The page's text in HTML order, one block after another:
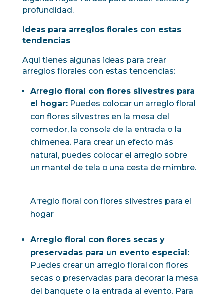
profundidad.
Ideas para arreglos florales con estas
tendencias
Aquí tienes algunas ideas para crear
arreglos florales con estas tendencias:
Arreglo floral con flores silvestres para
el hogar:Puedes colocar un arreglo floral
con flores silvestres en la mesa del
comedor, la consola de la entrada o la
chimenea. Para crear un efecto más
natural, puedes colocar el arreglo sobre
un mantel de tela o una cesta de mimbre.
Arreglo floral con flores silvestres para el
hogar
Arreglo floral con flores secas y
preservadas para un evento especial:
Puedes crear un arreglo floral con flores
secas o preservadas para decorar la mesa
del banquete o la entrada al evento. Para